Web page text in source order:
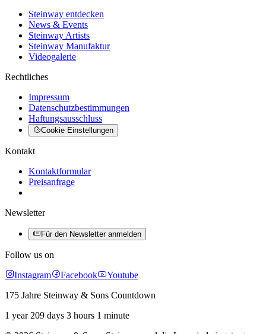
Steinway entdecken
News & Events
Steinway Artists
Steinway Manufaktur
Videogalerie
Rechtliches
Impressum
Datenschutzbestimmungen
Haftungsausschluss
Cookie Einstellungen
Kontakt
Kontaktformular
Preisanfrage
Newsletter
Für den Newsletter anmelden
Follow us on
Instagram
Facebook
Youtube
175 Jahre Steinway & Sons Countdown
1 year 209 days 3 hours 1 minute